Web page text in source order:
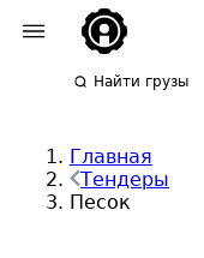
Найти грузы
Главная
Тендеры
Песок